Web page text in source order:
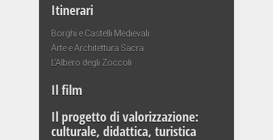
Itinerari
Borghi e Castelli Medievali
Arte e Architettura Sacra
L’Albero degli Zoccoli
Il film
Il progetto di valorizzazione:
culturale, didattica, turistica